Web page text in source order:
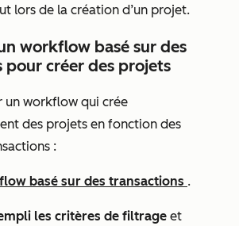
lors de la création d’un projet.
workflow basé sur des
pour créer des projets
un workflow qui crée
des projets en fonction des
:
basé sur des transactions .
les critères de filtrage et